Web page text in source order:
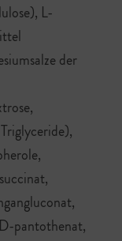
L-
der
pantothenat,